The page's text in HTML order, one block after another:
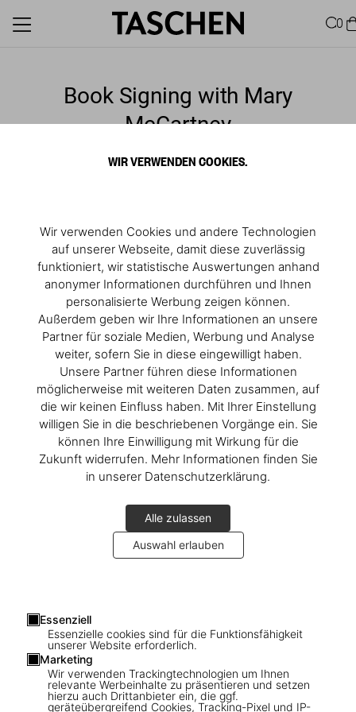
WIR VERWENDEN COOKIES.
Wir verwenden Cookies und andere Technologien
auf unserer Webseite, damit diese zuverlässig
funktioniert, wir statistische Auswertungen anhand
anonymer Informationen durchführen und Ihnen
personalisierte Werbung zeigen können.
Außerdem geben wir Ihre Informationen an unsere
Partner für soziale Medien, Werbung und Analyse
weiter, sofern Sie in diese eingewilligt haben.
Unsere Partner führen diese Informationen
möglicherweise mit weiteren Daten zusammen, auf
die wir keinen Einfluss haben. Mit Ihrer Einstellung
willigen Sie in die beschriebenen Vorgänge ein. Sie
können Ihre Einwilligung mit Wirkung für die
Zukunft widerrufen. Mehr Informationen finden Sie
in unserer Datenschutzerklärung.
Alle zulassen
Auswahl erlauben
Essenziell
Essenzielle cookies sind für die Funktionsfähigkeit
unserer Website erforderlich.
Marketing
Wir verwenden Trackingtechnologien um Ihnen
relevante Werbeinhalte zu präsentieren und setzen
hierzu auch Drittanbieter ein, die ggf.
geräteübergreifend Cookies, Tracking-Pixel und IP-
0
Book Signing with Mary
McCartney
Sag Harbor Books, Hamptons
TASCHEN invites you to join Mary McCartney at the signing of her
5pm
Sag Harbor Books
7 Main St
Sag Harbor, NY 11963